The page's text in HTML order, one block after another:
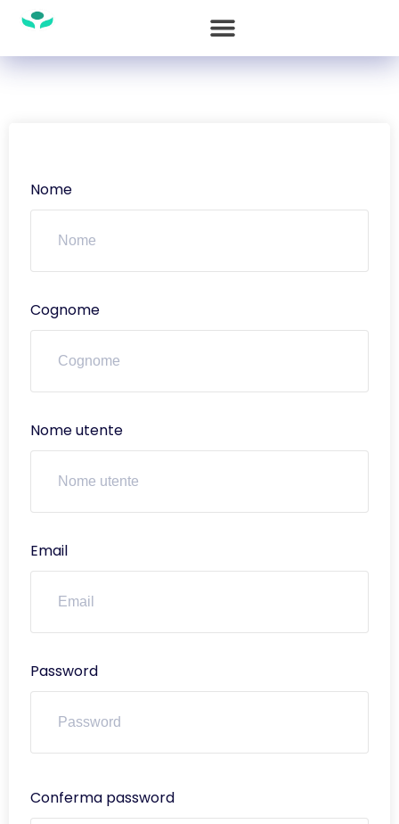
Nome
Cognome
Nome utente
Email
Password
Conferma password